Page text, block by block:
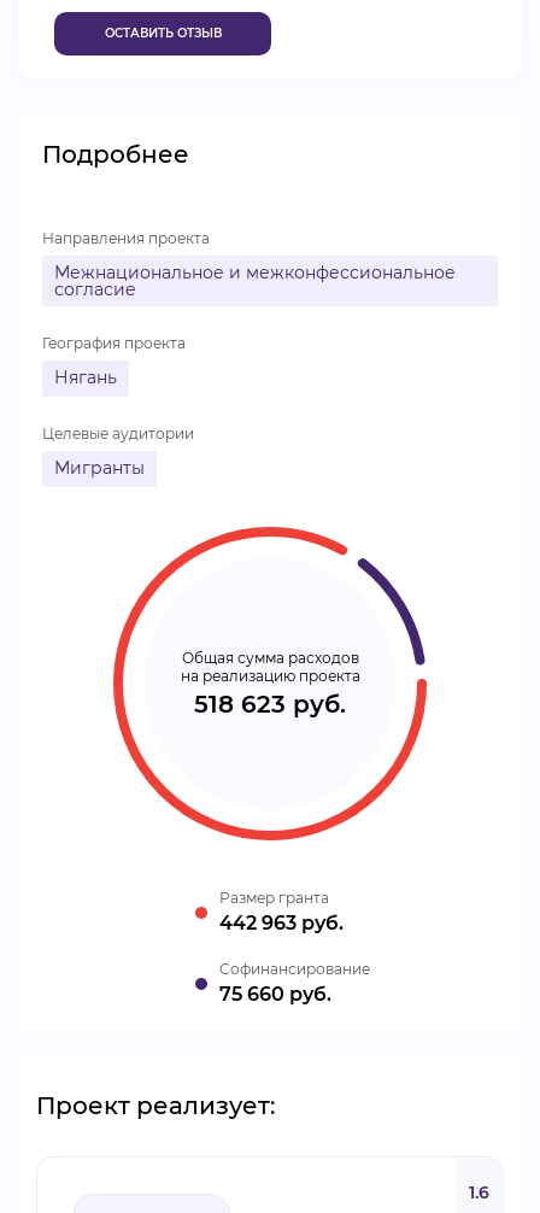
ОСТАВИТЬ ОТЗЫВ
Подробнее
Направления проекта
Межнациональное и межконфессиональное
согласие
География проекта
Нягань
Целевые аудитории
Мигранты
Общая сумма расходов
на реализацию проекта
518 623 руб.
Размер гранта
442 963 руб.
Cофинансирование
75 660 руб.
Проект реализует:
1.6